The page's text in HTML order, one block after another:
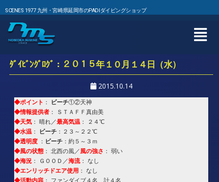
SCENES 1977 九州・宮崎県延岡市のPADIダイビングショップ
ﾀﾞｲﾋﾞﾝｸﾞﾛｸﾞ：２０１５年１０月１４日（水）
2015.10.14
◆ポイント ： ビーチ①②天神
◆情報提供者： ＳＴＡＦＦ真由美
◆天気： 晴れ／最高気温： ２４℃
◆水温： ビーチ：２３～２２℃
◆透明度： ビーチ：約５～３ｍ
◆風の状態： 北西の風／ 風の強さ ： 弱い
◆海況： ＧＯＯＤ／海流： なし
◆エンリッチドエア使用 ： なし
◆活動内容： ファンダイブ４名 計４名